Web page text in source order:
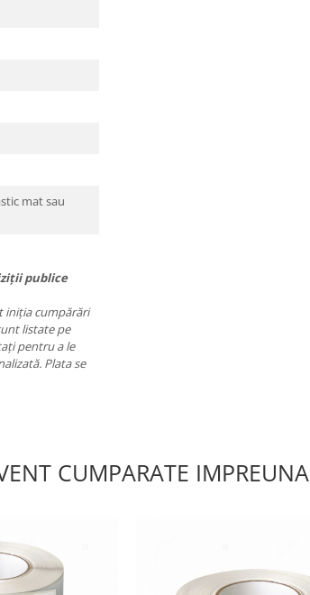
mat sau
publice
iniția cumpărări
listate pe
pentru a le
Plata se
CUMPARATE IMPREUNA